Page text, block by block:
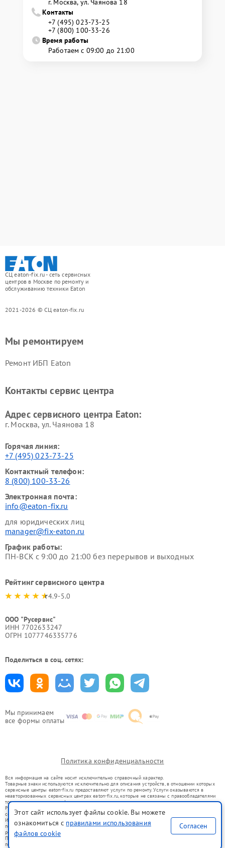
г. Москва, ул. Чаянова 18
Контакты
+7 (495) 023-73-25
+7 (800) 100-33-26
Время работы
Работаем с 09:00 до 21:00
СЦ eaton-fix.ru - сеть сервисных
центров в Москве по ремонту и
обслуживанию техники Eaton
2021-2026 © СЦ eaton-fix.ru
Мы принимаем
все формы оплаты
Мы ремонтируем
Ремонт ИБП Eaton
Контакты сервис центра
Адрес сервисного центра Eaton:
г. Москва, ул. Чаянова 18
Горячая линия:
+7 (495) 023-73-25
Контактный телефон:
8 (800) 100-33-26
Электронная почта:
info@eaton-fix.ru
для юридических лиц
manager@fix-eaton.ru
График работы:
ПН-ВСК с 9:00 до 21:00 без перерывов и выходных
Рейтинг сервисного центра
4.9-5.0
ООО "Русервис"
ИНН 7702633247
ОГРН 1077746335776
Поделиться в соц. сетях:
Политика конфиденциальности
Вся информация на сайте носит исключительно справочный характер.
Товарные знаки используются исключительно для описания устройств, в отношении которых
сервисные центры eaton-fix.ru предоставляют услуги по ремонту. Услуги оказываются в
неавторизованных сервисных центрах eaton-fix.ru, которые не связаны с правообладателями
товарных знаков или их официальными представителями.
Ремонт осуществляется для устройств, уже введенных в гражданский оборот в соответствии
со статьей 1487 ГК РФ.
Использование товарных знаков не преследует цели индивидуализации услуг или введения
потребителей в заблуждение, а служит для информирования о предоставляемых услугах по
ремонту техники указанных брендов.
Представленная на сайте информация не является публичной офертой, определяемой
положениями Статьи 437(2) Гражданского кодекса РФ
Этот сайт использует файлы cookie. Вы можете
ознакомиться с правилами использования
файлов cookie
Согласен